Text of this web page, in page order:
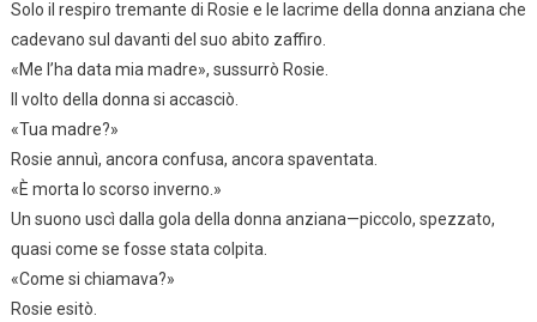
Solo il respiro tremante di Rosie e le lacrime della donna anziana che
cadevano sul davanti del suo abito zaffiro.
«Me l’ha data mia madre», sussurrò Rosie.
Il volto della donna si accasciò.
«Tua madre?»
Rosie annuì, ancora confusa, ancora spaventata.
«È morta lo scorso inverno.»
Un suono uscì dalla gola della donna anziana—piccolo, spezzato,
quasi come se fosse stata colpita.
«Come si chiamava?»
Rosie esitò.